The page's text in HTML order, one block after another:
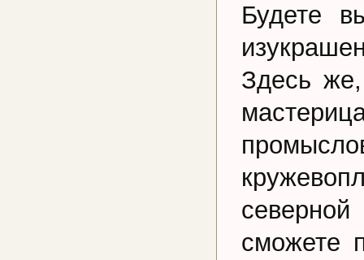
Будете
Здесь
сможете